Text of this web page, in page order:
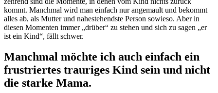
kommt. Manchmal wird man einfach nur angemault und bekommt
alles ab, als Mutter und nahestehendste Person sowieso. Aber in
diesen Momenten immer „drüber“ zu stehen und sich zu sagen „er
ist ein Kind“, fällt schwer.
Manchmal möchte ich auch einfach ein
frustriertes trauriges Kind sein und nicht
die starke Mama.